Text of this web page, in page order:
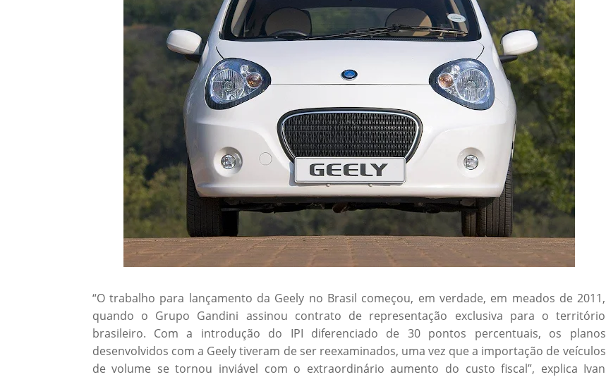
“O trabalho para lançamento da Geely no Brasil começou, em verdade, em meados de 2011,
quando o Grupo Gandini assinou contrato de representação exclusiva para o território
brasileiro. Com a introdução do IPI diferenciado de 30 pontos percentuais, os planos
desenvolvidos com a Geely tiveram de ser reexaminados, uma vez que a importação de veículos
de volume se tornou inviável com o extraordinário aumento do custo fiscal”, explica Ivan